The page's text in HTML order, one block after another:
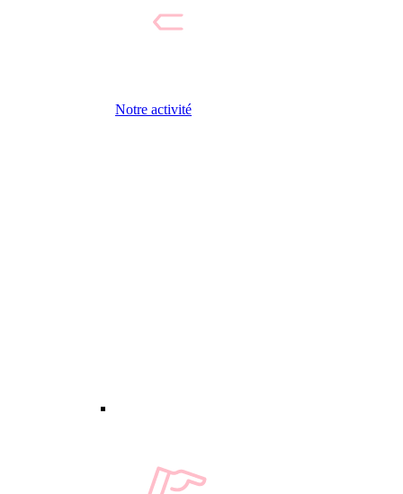
Notre activité